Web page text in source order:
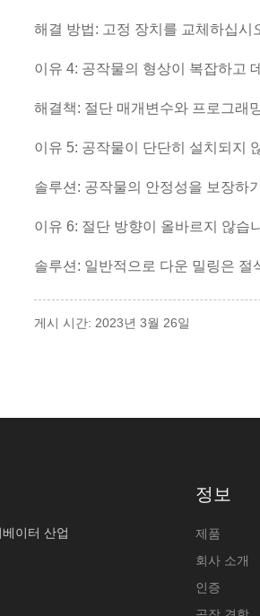
해결 방법: 고정 장치를 교체하십시
이유 4: 공작물의 형상이 복잡하고
해결책: 절단 매개변수와 프로그래
이유 5: 공작물이 단단히 설치되지
솔루션: 공작물의 안정성을 보장하
이유 6: 절단 방향이 올바르지 않습
솔루션: 일반적으로 다운 밀링은 절
게시 시간: 2023년 3월 26일
이터 산업
정보
제품
회사 소개
인증